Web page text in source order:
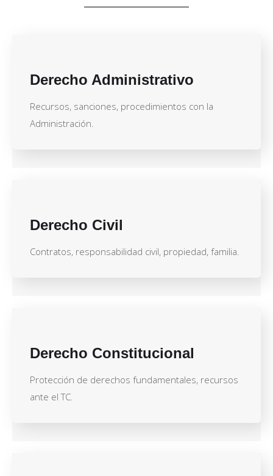
Derecho Administrativo
Recursos, sanciones, procedimientos con la
Administración.
Derecho Civil
Contratos, responsabilidad civil, propiedad, familia.
Derecho Constitucional
Protección de derechos fundamentales, recursos
ante el TC.